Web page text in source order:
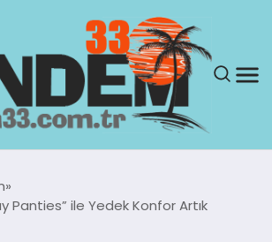
Panties” ile Yedek Konfor Artık